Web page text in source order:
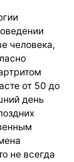
человека,
от 50 до
день
не всегда